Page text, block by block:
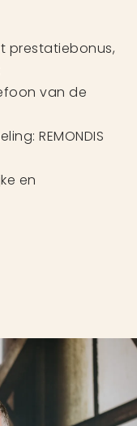
prestatiebonus,
van de
REMONDIS
en